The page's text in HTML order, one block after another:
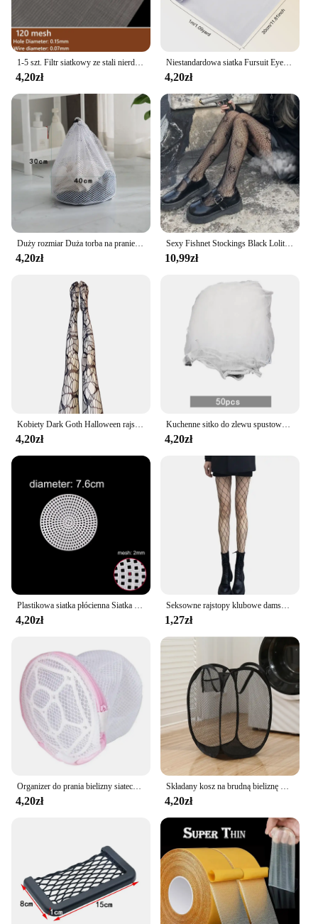
1-5 szt. Filtr siatkowy ze stali nierdzewnej 304 4/5/8/20/30/40-400 siatka tkana z drutu wysokiej jakości stal nierdzewna filtr przesiewowy
4,20zł
Niestandardowa siatka Fursuit Eye Mesh, 39x11,8 cala Biała plastikowa siatka PVC o grubości 0,2 mm Wodoodporna siatka do druku na futrzany Cosplay, rekwizyty
4,20zł
Duży rozmiar Duża torba na pranie Siatkowy organizer Siatka Brudny biustonosz Skarpetki Bielizna Przechowywanie butów Pokrowiec na pralkę Ubrania
4,20zł
Sexy Fishnet Stockings Black Lolita Body High Socks Kawaii Long Fish Net Pantyhose Mesh Tights Lingerie Skin JK Waist Hosiery
10,99zł
Kobiety Dark Goth Halloween rajstopy kabaretki Harajuku czaszka pajęczyna wzorzyste drążą siateczkowe rajstopy festiwal Party Lolita Cos
4,20zł
Kuchenne sitko do zlewu spustowy kosz owoców warzywnych kosz półka z przyssawką do przechowywania w kuchni filtr do zlewu półka
4,20zł
Plastikowa siatka płócienna Siatka do robienia torebek DIY Szydełkowy haczyk na zatrzask Torby tkackie Szablon do robienia ręcznie tkanego zestawu z dzianiny
4,20zł
Seksowne rajstopy klubowe damskie kabaretki z siatką wydrążone chude nogi upiększające pończochy skarpety
1,27zł
4,20zł 4,20zł